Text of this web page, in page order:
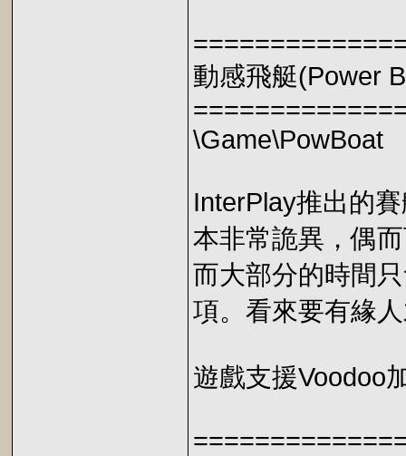
動感飛艇(Power
\Game\PowBoat
InterPlay推出的
本非常詭異，偶
而大部分的時間
項。看來要有緣
遊戲支援Voodoo